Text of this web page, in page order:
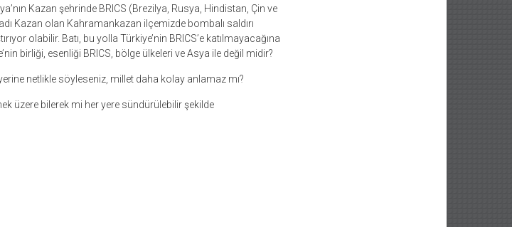
Kazan şehrinde BRICS (Brezilya, Rusya, Hindistan, Çin ve
Kazan olan Kahramankazan ilçemizde bombalı saldırı
olabilir. Batı, bu yolla Türkiye’nin BRICS’e katılmayacağına
birliği, esenliği BRICS, bölge ülkeleri ve Asya ile değil midir?
netlikle söyleseniz, millet daha kolay anlamaz mı?
üzere bilerek mi her yere sündürülebilir şekilde